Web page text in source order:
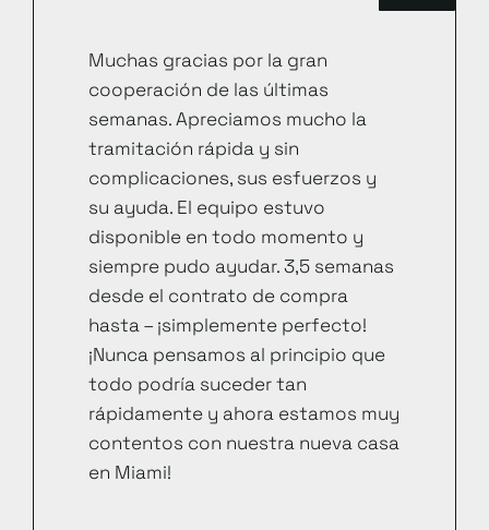
Muchas gracias por la gran
cooperación de las últimas
semanas. Apreciamos mucho la
tramitación rápida y sin
complicaciones, sus esfuerzos y
su ayuda. El equipo estuvo
disponible en todo momento y
siempre pudo ayudar. 3,5 semanas
desde el contrato de compra
hasta – ¡simplemente perfecto!
¡Nunca pensamos al principio que
todo podría suceder tan
rápidamente y ahora estamos muy
contentos con nuestra nueva casa
en Miami!